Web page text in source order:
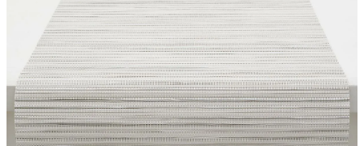
検索